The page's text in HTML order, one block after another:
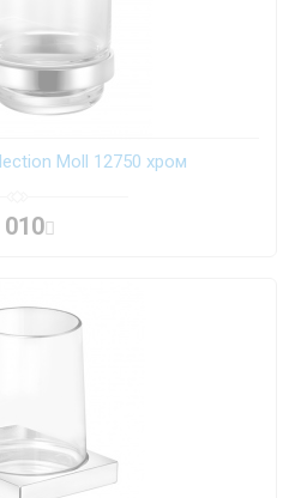
Moll 12750 хром
010